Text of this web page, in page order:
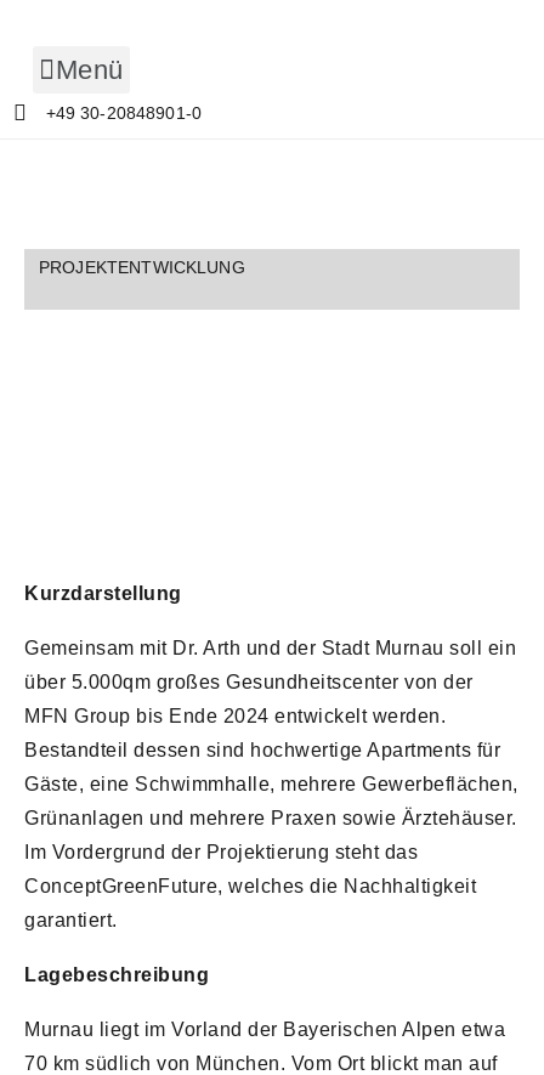
springenMenü
+49 30-20848901-0
PROJEKTENTWICKLUNG
Kurzdarstellung
Gemeinsam mit Dr. Arth und der Stadt Murnau soll ein
über 5.000qm großes Gesundheitscenter von der
MFN Group bis Ende 2024 entwickelt werden.
Bestandteil dessen sind hochwertige Apartments für
Gäste, eine Schwimmhalle, mehrere Gewerbeflächen,
Grünanlagen und mehrere Praxen sowie Ärztehäuser.
Im Vordergrund der Projektierung steht das
ConceptGreenFuture, welches die Nachhaltigkeit
garantiert.
Lagebeschreibung
Murnau liegt im Vorland der Bayerischen Alpen etwa
70 km südlich von München. Vom Ort blickt man auf